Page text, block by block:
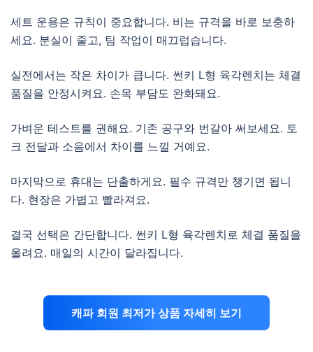
세트 운용은 규칙이 중요합니다. 비는 규격을 바로 보충하
세요. 분실이 줄고, 팀 작업이 매끄럽습니다.
실전에서는 작은 차이가 큽니다. 썬키 L형 육각렌치는 체결
품질을 안정시켜요. 손목 부담도 완화돼요.
가벼운 테스트를 권해요. 기존 공구와 번갈아 써보세요. 토
크 전달과 소음에서 차이를 느낄 거예요.
마지막으로 휴대는 단출하게요. 필수 규격만 챙기면 됩니
다. 현장은 가볍고 빨라져요.
결국 선택은 간단합니다. 썬키 L형 육각렌치로 체결 품질을
올려요. 매일의 시간이 달라집니다.
캐파 회원 최저가 상품 자세히 보기